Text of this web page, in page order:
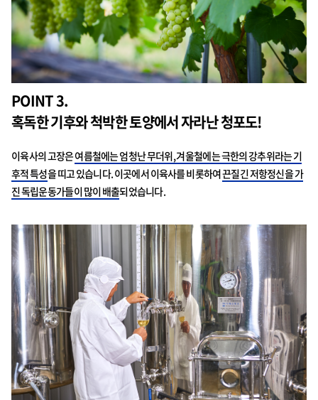
POINT 3.
혹독한 기후와 척박한 토양에서 자라난 청포도!
이육사의 고장은여름철에는 엄청난 무더위, 겨울철에는 극한의 강추위라는 기
후적 특성을 띠고 있습니다. 이곳에서 이육사를 비롯하여끈질긴 저항정신을 가
진 독립운동가들이 많이 배출되었습니다.